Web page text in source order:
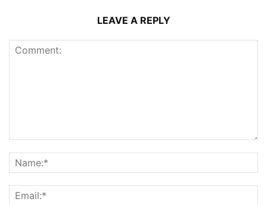
LEAVE A REPLY